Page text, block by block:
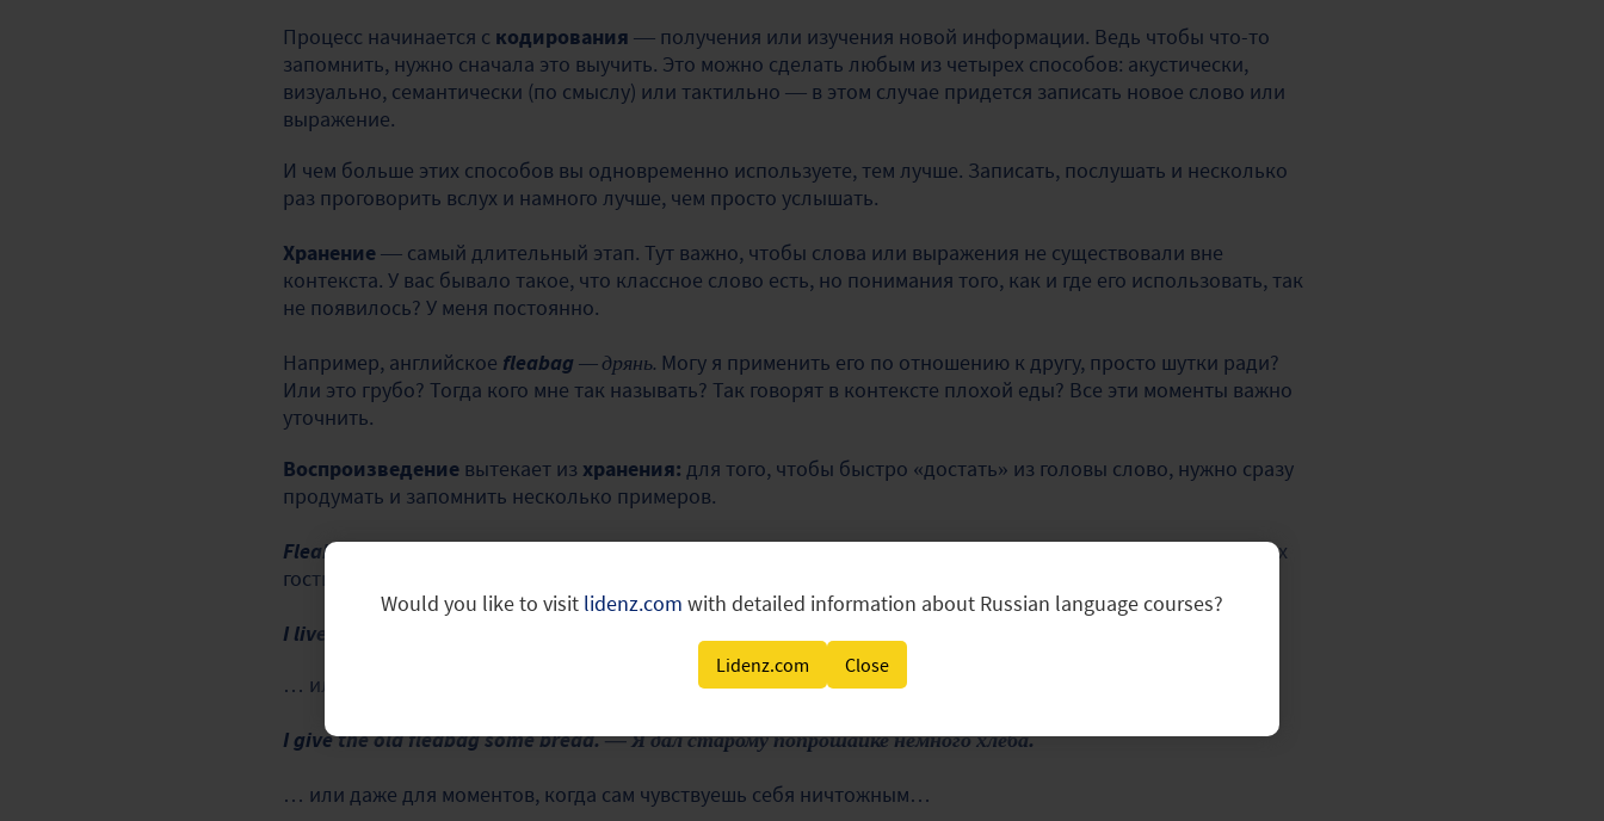
Would you like to visit lidenz.com with detailed information about Russian language courses?
Lidenz.com Close
Процесс начинается с кодирования — получения или изучения новой информации. Ведь чтобы что-то
запомнить, нужно сначала это выучить. Это можно сделать любым из четырех способов: акустически,
визуально, семантически (по смыслу) или тактильно — в этом случае придется записать новое слово или
выражение.
И чем больше этих способов вы одновременно используете, тем лучше. Записать, послушать и несколько
раз проговорить вслух и намного лучше, чем просто услышать.
Хранение— самый длительный этап. Тут важно, чтобы слова или выражения не существовали вне
контекста. У вас бывало такое, что классное слово есть, но понимания того, как и где его использовать, так
не появилось? У меня постоянно.
Например, английское fleabag — дрянь. Могу я применить его по отношению к другу, просто шутки ради?
Или это грубо? Тогда кого мне так называть? Так говорят в контексте плохой еды? Все эти моменты важно
уточнить.
Воспроизведение вытекает изхранения: для того, чтобы быстро «достать» из головы слово, нужно сразу
продумать и запомнить несколько примеров.
Fleabag— действительно грубое слово для друга. Зато его часто используют для описания очень плохих
гостиниц…
I live in a fleabag motel in Orlando.
… или бездомных…
I give the old fleabag some bread. — Я дал старому попрошайке немного хлеба.
… или даже для моментов, когда сам чувствуешь себя ничтожным…